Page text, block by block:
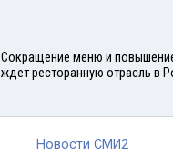
Сокращение меню и
ждет ресторанную отрасль в
Новости СМИ2